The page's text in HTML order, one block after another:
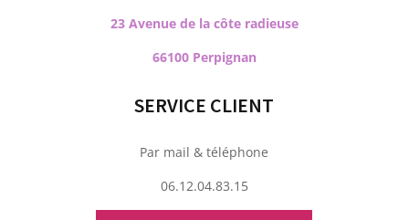
23 Avenue de la côte radieuse
66100 Perpignan
SERVICE CLIENT
Par mail & téléphone
06.12.04.83.15